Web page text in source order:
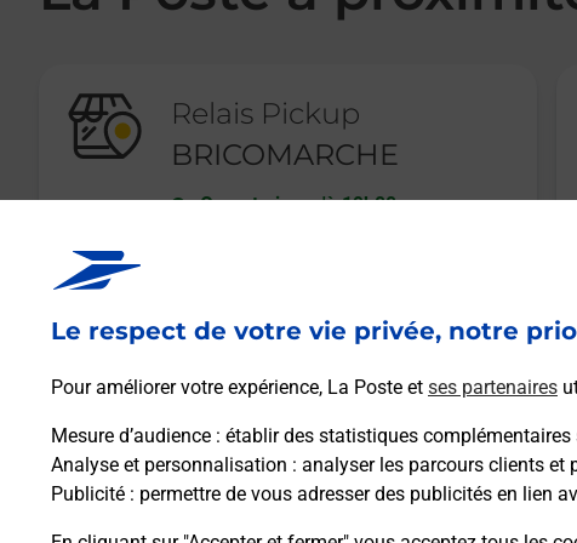
Le respect de votre vie privée, notre
Pour améliorer votre expérience, La Poste et ses partenaires
Mesure d’audience : établir des statistiques
Analyse et personnalisation : analyser les parcours clients
Publicité : permettre de vous adresser des publicités en lien
Relais Pickup
BRICOMARCHE
Ouvert-jusqu'à 19h00
En savoir plus